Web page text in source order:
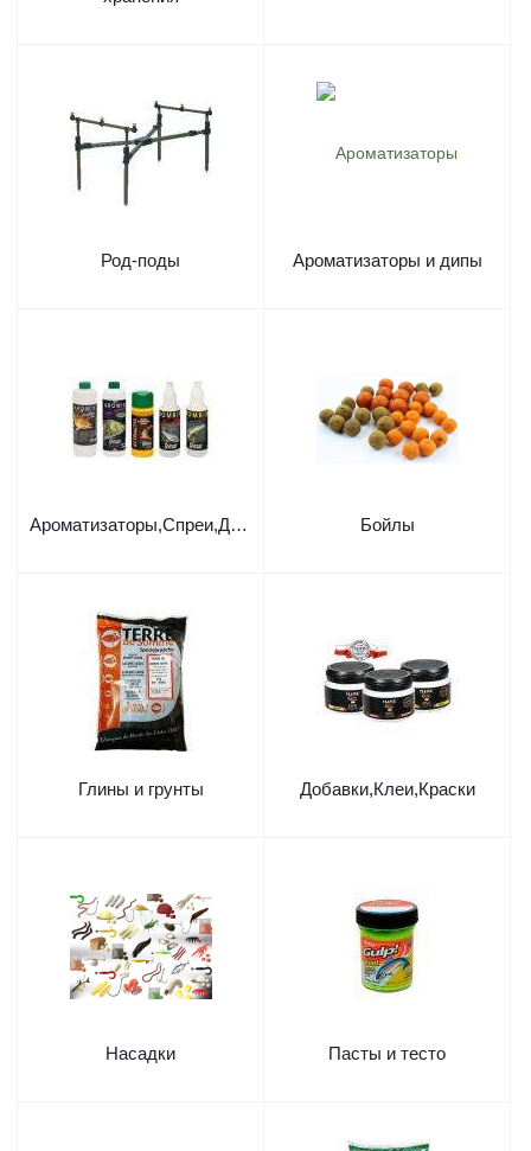
Род-поды Ароматизаторы и дипы
Ароматизаторы,Спреи,Дипы Бойлы
Глины и грунты Добавки,Клеи,Краски
Насадки Пасты и тесто